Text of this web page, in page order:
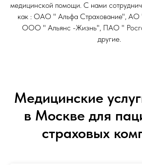
медицинской помощи. С нами
как : ОАО " Альфа Страхование",
ООО " Альянс -Жизнь", ПАО "
другие.
Медицинские
в Москве для
страховых